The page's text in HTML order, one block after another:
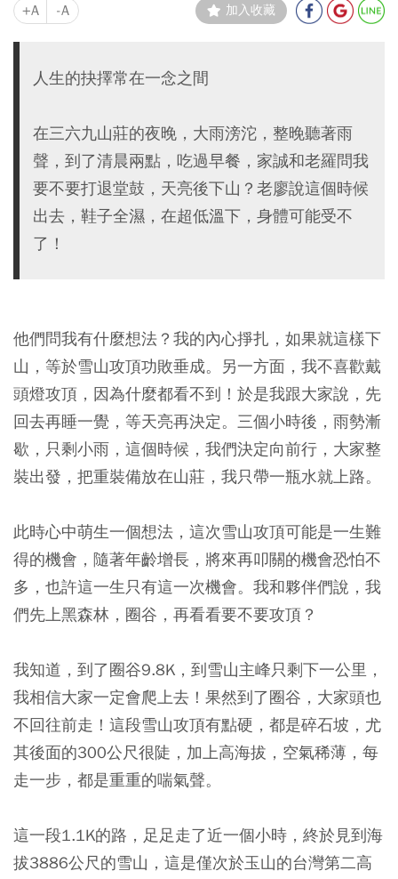
+A -A 加入收藏
人生的抉擇常在一念之間
在三六九山莊的夜晚，大雨滂沱，整晚聽著雨
聲，到了清晨兩點，吃過早餐，家誠和老羅問我
要不要打退堂鼓，天亮後下山？老廖說這個時候
出去，鞋子全濕，在超低溫下，身體可能受不
了！
他們問我有什麼想法？我的內心掙扎，如果就這樣下
山，等於雪山攻頂功敗垂成。另一方面，我不喜歡戴
頭燈攻頂，因為什麼都看不到！於是我跟大家說，先
回去再睡一覺，等天亮再決定。三個小時後，雨勢漸
歇，只剩小雨，這個時候，我們決定向前行，大家整
裝出發，把重裝備放在山莊，我只帶一瓶水就上路。
此時心中萌生一個想法，這次雪山攻頂可能是一生難
得的機會，隨著年齡增長，將來再叩關的機會恐怕不
多，也許這一生只有這一次機會。我和夥伴們說，我
們先上黑森林，圈谷，再看看要不要攻頂？
我知道，到了圈谷9.8K，到雪山主峰只剩下一公里，
我相信大家一定會爬上去！果然到了圈谷，大家頭也
不回往前走！這段雪山攻頂有點硬，都是碎石坡，尤
其後面的300公尺很陡，加上高海拔，空氣稀薄，每
走一步，都是重重的喘氣聲。
這一段1.1K的路，足足走了近一個小時，終於見到海
拔3886公尺的雪山，這是僅次於玉山的台灣第二高